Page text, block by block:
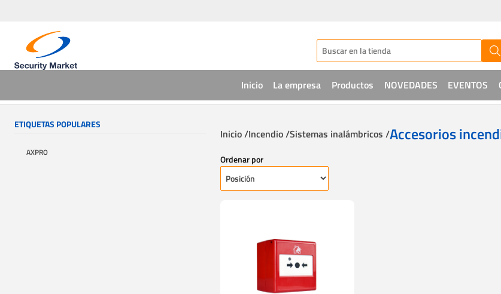
Inicio La empresa Productos NOVEDADES EVENTOS
Inicio /Incendio /Sistemas inalámbricos /Accesorios
Ordenar por
ETIQUETAS POPULARES
AXPRO